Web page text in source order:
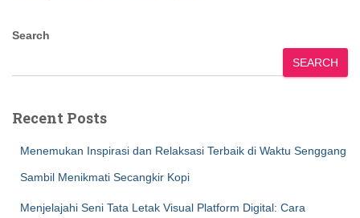
Search
SEARCH
Recent Posts
Menemukan Inspirasi dan Relaksasi Terbaik di Waktu Senggang
Sambil Menikmati Secangkir Kopi
Menjelajahi Seni Tata Letak Visual Platform Digital: Cara